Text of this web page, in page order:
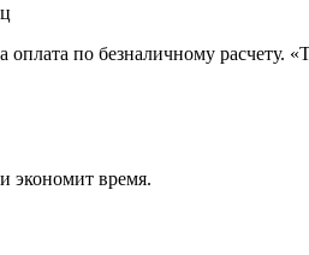
по безналичному расчету.
экономит время.